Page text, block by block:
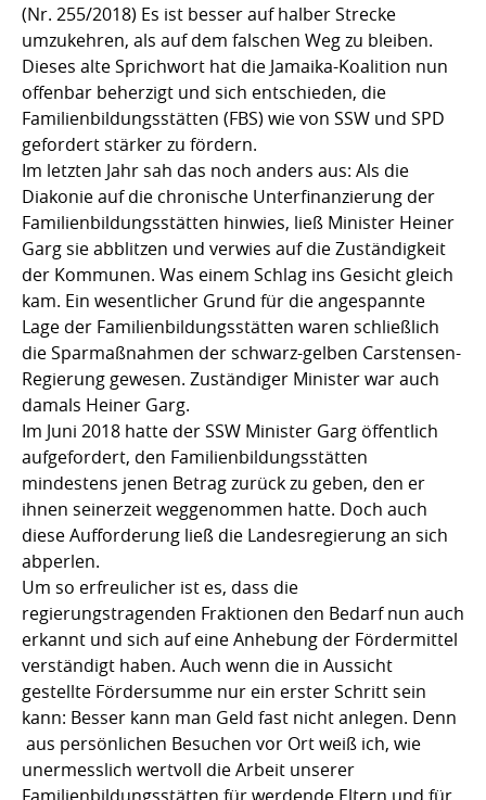
(Nr. 255/2018) Es ist besser auf halber Strecke
umzukehren, als auf dem falschen Weg zu bleiben.
Dieses alte Sprichwort hat die Jamaika-Koalition nun
offenbar beherzigt und sich entschieden, die
Familienbildungsstätten (FBS) wie von SSW und SPD
gefordert stärker zu fördern.
Im letzten Jahr sah das noch anders aus: Als die
Diakonie auf die chronische Unterfinanzierung der
Familienbildungsstätten hinwies, ließ Minister Heiner
Garg sie abblitzen und verwies auf die Zuständigkeit
der Kommunen. Was einem Schlag ins Gesicht gleich
kam. Ein wesentlicher Grund für die angespannte
Lage der Familienbildungsstätten waren schließlich
die Sparmaßnahmen der schwarz-gelben Carstensen-
Regierung gewesen. Zuständiger Minister war auch
damals Heiner Garg.
Im Juni 2018 hatte der SSW Minister Garg öffentlich
aufgefordert, den Familienbildungsstätten
mindestens jenen Betrag zurück zu geben, den er
ihnen seinerzeit weggenommen hatte. Doch auch
diese Aufforderung ließ die Landesregierung an sich
abperlen.
Um so erfreulicher ist es, dass die
regierungstragenden Fraktionen den Bedarf nun auch
erkannt und sich auf eine Anhebung der Fördermittel
verständigt haben. Auch wenn die in Aussicht
gestellte Fördersumme nur ein erster Schritt sein
kann: Besser kann man Geld fast nicht anlegen. Denn
aus persönlichen Besuchen vor Ort weiß ich, wie
unermesslich wertvoll die Arbeit unserer